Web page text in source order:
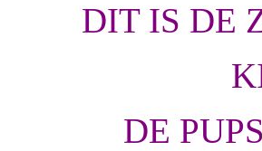
DIT IS DE
DE